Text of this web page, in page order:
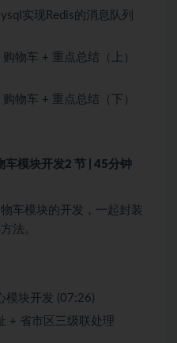
实现Redis的消息队列
物车 + 重点总结（上）
物车 + 重点总结（下）
车模块开发2 节 | 45分钟
车模块的开发，一起封装
法。
模块开发 (07:26)
+ 省市区三级联处理